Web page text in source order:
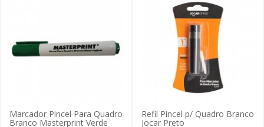
Marcador Pincel Para Quadro
Branco Masterprint Verde
Refil Pincel p/ Quadro Branco
Jocar Preto